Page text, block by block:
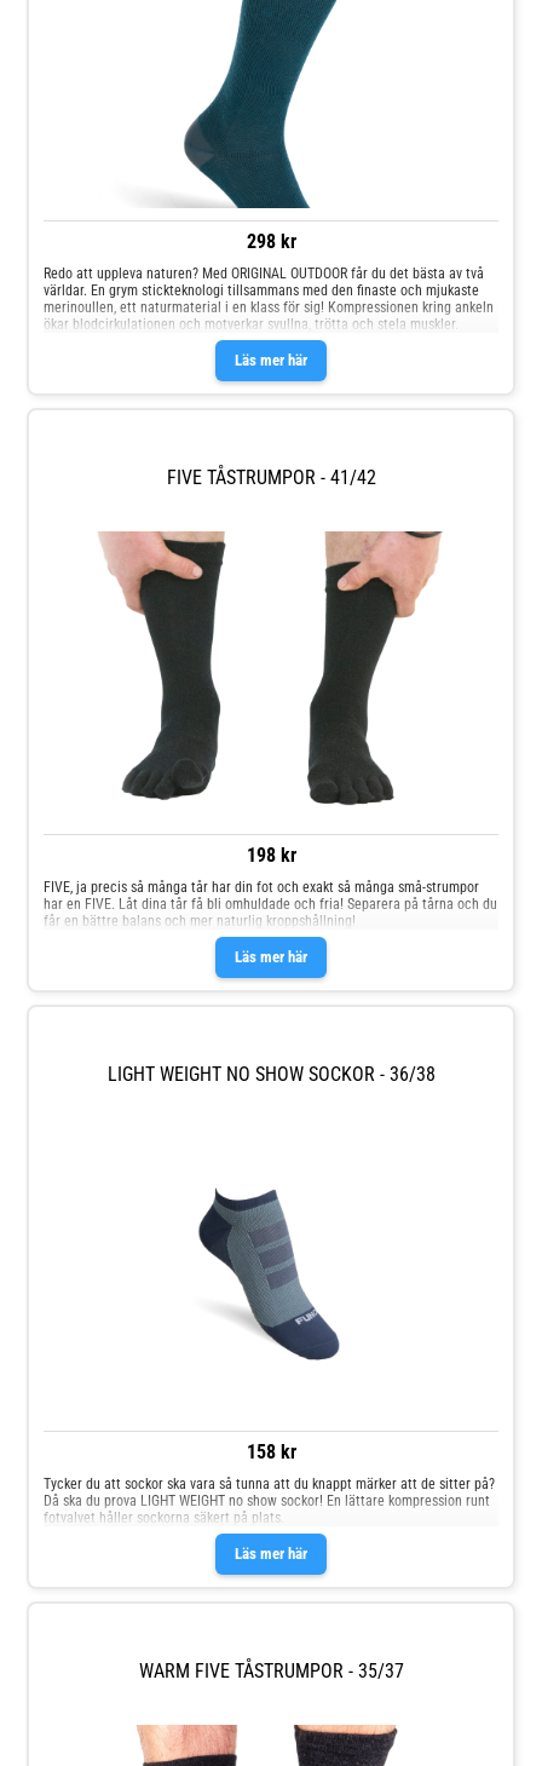
298 kr
Läs mer här
Redo att uppleva naturen? Med ORIGINAL OUTDOOR får du det bästa av två
världar. En grym stickteknologi tillsammans med den finaste och mjukaste
merinoullen, ett naturmaterial i en klass för sig! Kompressionen kring ankeln
ökar blodcirkulationen och motverkar svullna, trötta och stela muskler.
FIVE TÅSTRUMPOR - 41/42
198 kr
Läs mer här
FIVE, ja precis så många tår har din fot och exakt så många små-strumpor
har en FIVE. Låt dina tår få bli omhuldade och fria! Separera på tårna och du
får en bättre balans och mer naturlig kroppshållning!
LIGHT WEIGHT NO SHOW SOCKOR - 36/38
158 kr
Läs mer här
Tycker du att sockor ska vara så tunna att du knappt märker att de sitter på?
Då ska du prova LIGHT WEIGHT no show sockor! En lättare kompression runt
fotvalvet håller sockorna säkert på plats.
WARM FIVE TÅSTRUMPOR - 35/37